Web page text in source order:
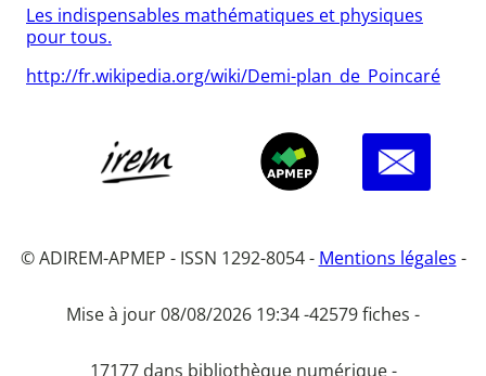
Les indispensables mathématiques et physiques
pour tous.
http://fr.wikipedia.org/wiki/Demi-plan_de_Poincaré
© ADIREM-APMEP - ISSN 1292-8054 - Mentions légales -
Mise à jour 08/08/2026 19:34 -42579 fiches -
17177 dans bibliothèque numérique -